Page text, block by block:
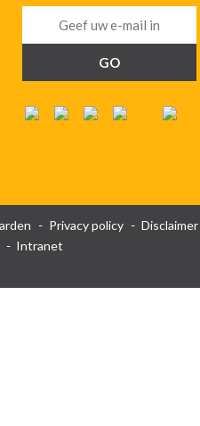
Privacy policy
Disclaimer
Intranet